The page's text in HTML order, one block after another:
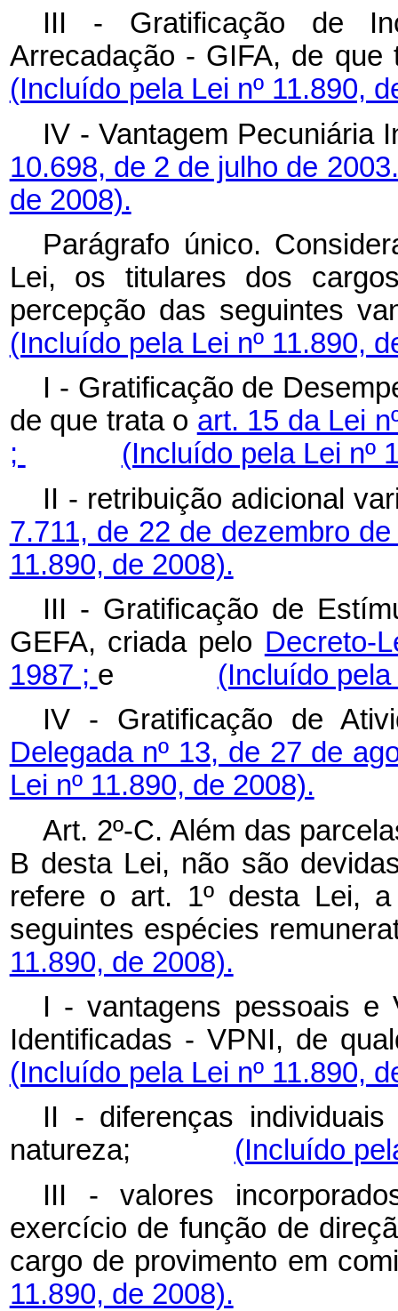
III - Gratificação de
Arrecadação - GIFA, de
(Incluído pela Lei nº 11.890,
IV - Vantagem Pecuniária
10.698, de 2 de julho de
de 2008).
Parágrafo único.
Lei, os titulares dos
percepção das
(Incluído pela Lei nº 11.890,
I - Gratificação de
de que trata o art. 15 da Lei
;
(Incluído pela Lei nº
II - retribuição adicional
7.711, de 22 de dezembro
11.890, de 2008).
III - Gratificação de
GEFA, criada pelo Decreto-
1987 ; e (Incluído pela
IV - Gratificação de
Delegada nº 13, de 27 de
Lei nº 11.890, de 2008).
Art. 2º-C. Além das
B desta Lei, não são
refere o art. 1º desta Lei,
seguintes espécies
11.890, de 2008).
I - vantagens pessoais e
Identificadas - VPNI,
(Incluído pela Lei nº 11.890,
II - diferenças
natureza; (Incluído
III - valores
exercício de função de
cargo de provimento
11.890, de 2008).